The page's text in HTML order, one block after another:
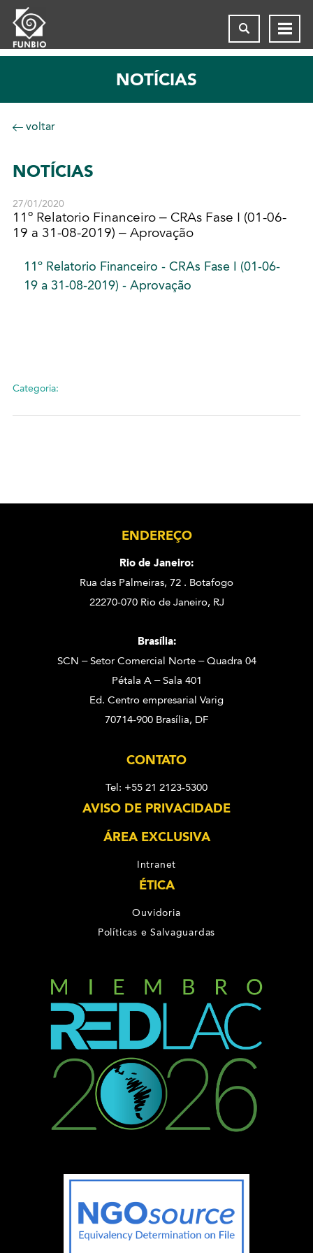
NOTÍCIAS
voltar
NOTÍCIAS
27/01/2020
11º Relatorio Financeiro – CRAs Fase I (01-06-
19 a 31-08-2019) – Aprovação
11º Relatorio Financeiro - CRAs Fase I (01-06-
19 a 31-08-2019) - Aprovação
Categoria:
ENDEREÇO
Rio de Janeiro:
Rua das Palmeiras, 72 . Botafogo
22270-070 Rio de Janeiro, RJ
Brasília:
SCN – Setor Comercial Norte – Quadra 04
Pétala A – Sala 401
Ed. Centro empresarial Varig
70714-900 Brasília, DF
CONTATO
Tel: +55 21 2123-5300
AVISO DE PRIVACIDADE
ÁREA EXCLUSIVA
Intranet
ÉTICA
Ouvidoria
Políticas e Salvaguardas